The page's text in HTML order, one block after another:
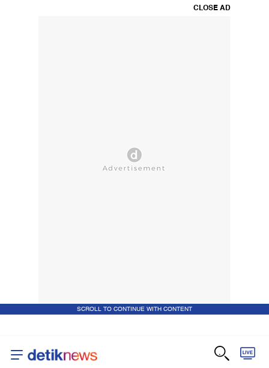
CLOSE AD
SCROLL TO CONTINUE WITH CONTENT